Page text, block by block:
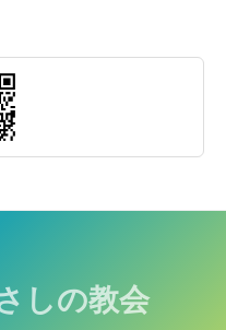
しの教会